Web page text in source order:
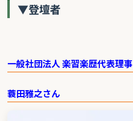
▼登壇者
一般社団法人 楽習楽歴代表理事
蓑田雅之さん